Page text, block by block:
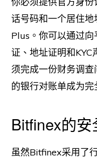
话号码和一个居住
Plus。你可以通过
证、地址证明和
须完成一份财务调
的银行对账单成为完
Bitfinex的安
虽然Bitfinex采用了